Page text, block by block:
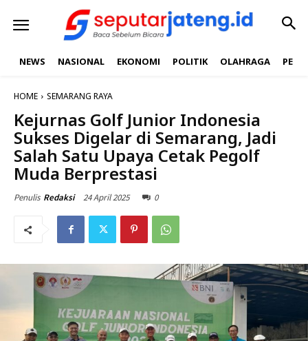
NEWS NASIONAL EKONOMI POLITIK OLAHRAGA
HOME SEMARANG RAYA
Kejurnas Golf Junior Indonesia
Sukses Digelar di Semarang, Jadi
Salah Satu Upaya Cetak Pegolf
Muda Berprestasi
Penulis Redaksi 24 April 2025 0